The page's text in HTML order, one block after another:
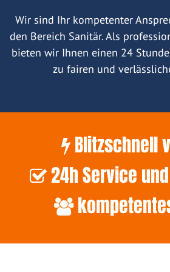
Wir sind Ihr kompetenter
den Bereich Sanitär. Als
bieten wir Ihnen einen 24
zu fairen und
Blitzschnell
24h Service